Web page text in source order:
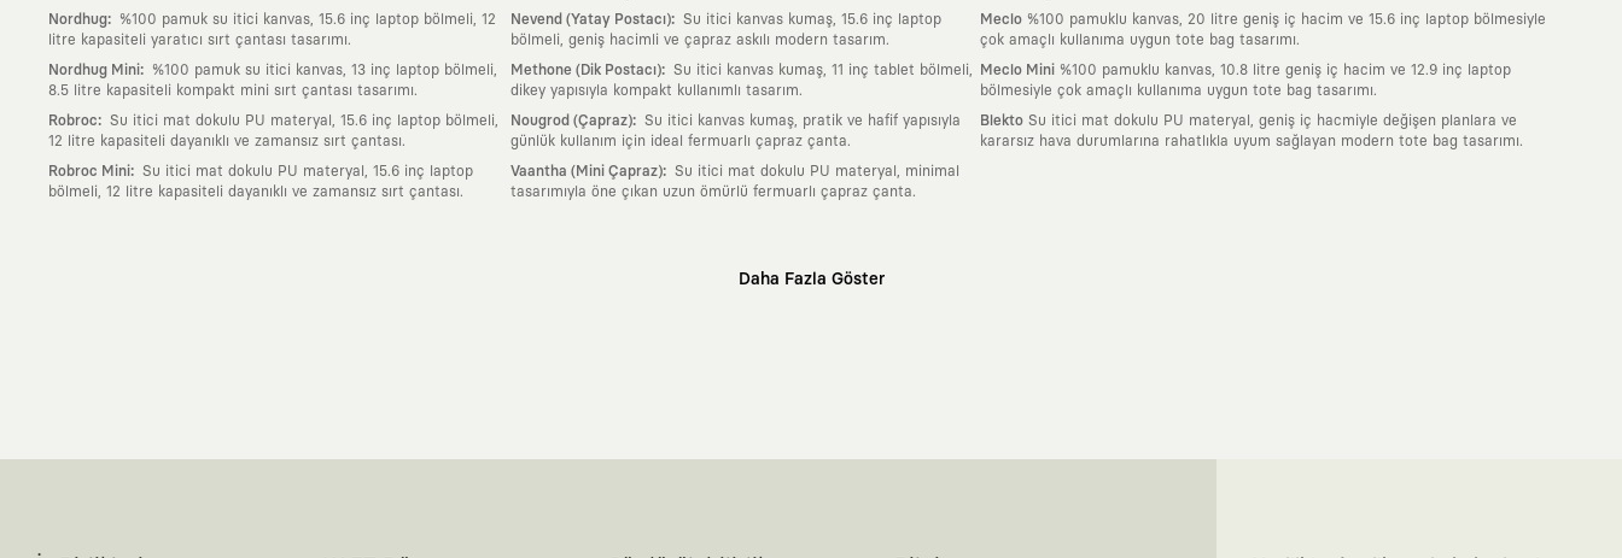
Nordhug:
%100 pamuk su itici kanvas, 15.6 inç laptop bölmeli, 12
litre kapasiteli yaratıcı sırt çantası tasarımı.
Nordhug Mini:
%100 pamuk su itici kanvas, 13 inç laptop bölmeli,
8.5 litre kapasiteli kompakt mini sırt çantası tasarımı.
Robroc: Su itici mat dokulu PU materyal, 15.6 inç laptop bölmeli,
12 litre kapasiteli dayanıklı ve zamansız sırt çantası.
Robroc Mini: Su itici mat dokulu PU materyal, 15.6 inç laptop
bölmeli, 12 litre kapasiteli dayanıklı ve zamansız sırt çantası.
Nevend (Yatay Postacı): Su itici kanvas kumaş, 15.6 inç laptop
bölmeli, geniş hacimli ve çapraz askılı modern tasarım.
Methone (Dik Postacı): Su itici kanvas kumaş, 11 inç tablet bölmeli,
dikey yapısıyla kompakt kullanımlı tasarım.
Nougrod (Çapraz): Su itici kanvas kumaş, pratik ve hafif yapısıyla
günlük kullanım için ideal fermuarlı çapraz çanta.
Vaantha (Mini Çapraz): Su itici mat dokulu PU materyal, minimal
tasarımıyla öne çıkan uzun ömürlü fermuarlı çapraz çanta.
Meclo %100 pamuklu kanvas, 20 litre geniş iç hacim ve 15.6 inç laptop bölmesiyle
çok amaçlı kullanıma uygun tote bag tasarımı.
Meclo Mini %100 pamuklu kanvas, 10.8 litre geniş iç hacim ve 12.9 inç laptop
bölmesiyle çok amaçlı kullanıma uygun tote bag tasarımı.
Blekto Su itici mat dokulu PU materyal, geniş iç hacmiyle değişen planlara ve
kararsız hava durumlarına rahatlıkla uyum sağlayan modern tote bag tasarımı.
Daha Fazla Göster